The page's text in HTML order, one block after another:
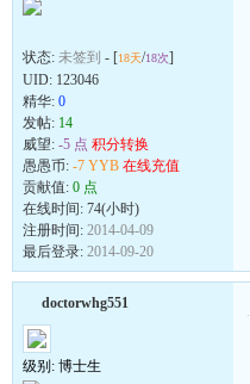
状态: 未签到 - [18天/18次]
UID: 123046
精华: 0
发帖: 14
威望: -5 点 积分转换
愚愚币: -7 YYB 在线充值
贡献值: 0 点
在线时间: 74(小时)
注册时间: 2014-04-09
最后登录: 2014-09-20
doctorwhg551
级别: 博士生